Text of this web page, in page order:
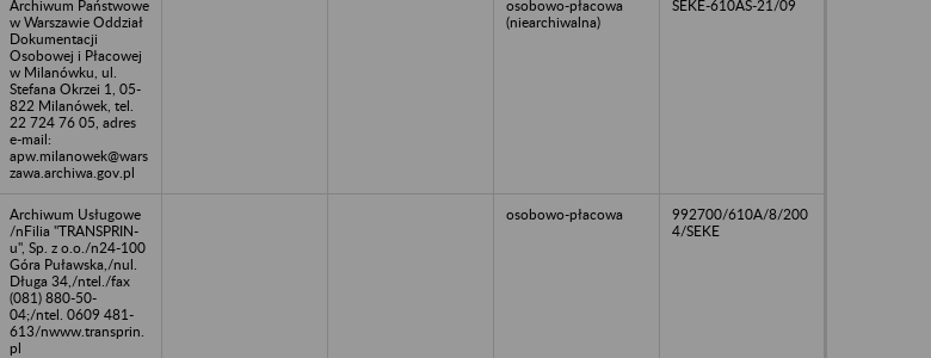
Archiwum Państwowe
w Warszawie Oddział
Dokumentacji
Osobowej i Płacowej
w Milanówku, ul.
Stefana Okrzei 1, 05-
822 Milanówek, tel.
22 724 76 05, adres
e-mail:
apw.milanowek@wars
zawa.archiwa.gov.pl
osobowo-płacowa
(niearchiwalna)
SEKE-610AS-21/09
Archiwum Usługowe
/nFilia "TRANSPRIN-
u", Sp. z o.o./n24-100
Góra Puławska,/nul.
Długa 34,/ntel./fax
(081) 880-50-
04;/ntel. 0609 481-
613/nwww.transprin.
pl
osobowo-płacowa
992700/610A/8/200
4/SEKE